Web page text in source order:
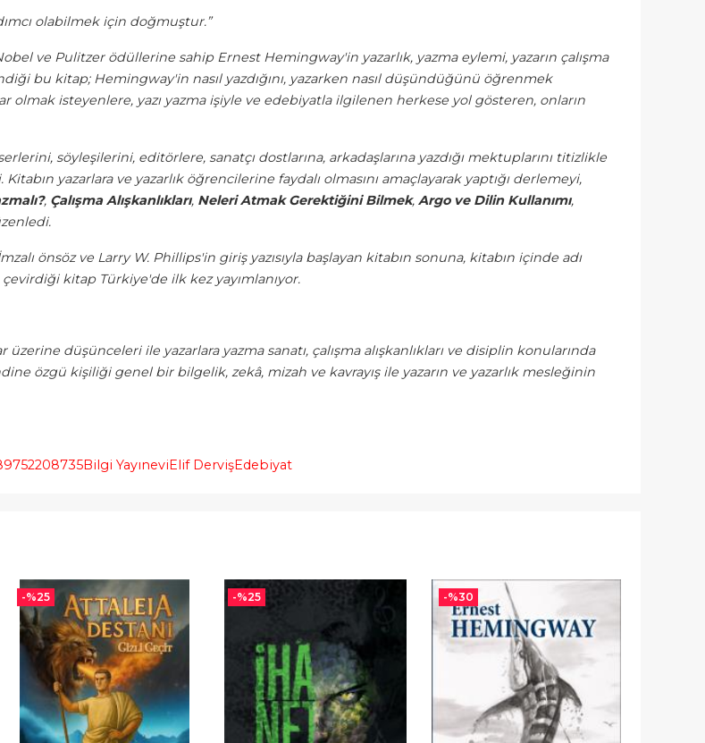
olabilmek için doğmuştur.”
ve Pulitzer ödüllerine sahip Ernest Hemingway'in yazarlık, yazma eylemi, yazarın çalışma
bu kitap; Hemingway'in nasıl yazdığını, yazarken nasıl düşündüğünü öğrenmek
olmak isteyenlere, yazı yazma işiyle ve edebiyatla ilgilenen herkese yol gösteren, onların
söyleşilerini, editörlere, sanatçı dostlarına, arkadaşlarına yazdığı mektuplarını titizlikle
yazarlara ve yazarlık öğrencilerine faydalı olmasını amaçlayarak yaptığı derlemeyi,
, Çalışma Alışkanlıkları, Neleri Atmak Gerektiğini Bilmek, Argo ve Dilin Kullanımı,
önsöz ve Larry W. Phillips'in giriş yazısıyla başlayan kitabın sonuna, kitabın içinde adı
kitap Türkiye'de ilk kez yayımlanıyor.
üzerine düşünceleri ile yazarlara yazma sanatı, çalışma alışkanlıkları ve disiplin konularında
özgü kişiliği genel bir bilgelik, zekâ, mizah ve kavrayış ile yazarın ve yazarlık mesleğinin
Bilgi YayıneviElif DervişEdebiyat
-%25 -%25 -%30